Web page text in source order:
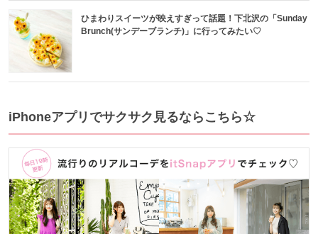
ひまわりスイーツが映えすぎって話題！下北沢の「Sunday
Brunch(サンデーブランチ)」に行ってみたい♡
iPhoneアプリでサクサク見るならこちら☆